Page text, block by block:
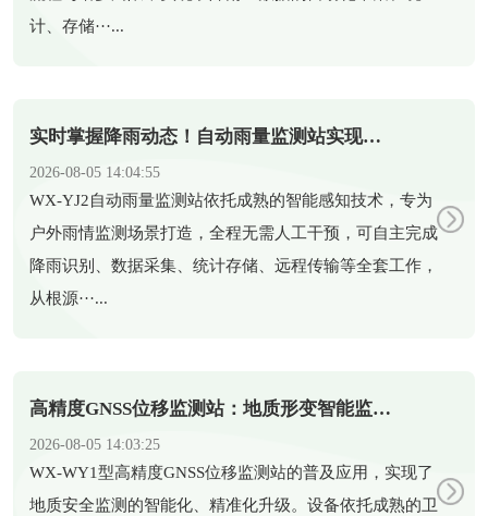
计、存储···...
实时掌握降雨动态！自动雨量监测站实现雨量精准监测
2026-08-05 14:04:55
​WX-YJ2自动雨量监测站依托成熟的智能感知技术，专为
户外雨情监测场景打造，全程无需人工干预，可自主完成
降雨识别、数据采集、统计存储、远程传输等全套工作，
从根源···...
高精度GNSS位移监测站：地质形变智能监测守护全域安全
2026-08-05 14:03:25
​WX-WY1型高精度GNSS位移监测站的普及应用，实现了
地质安全监测的智能化、精准化升级。设备依托成熟的卫